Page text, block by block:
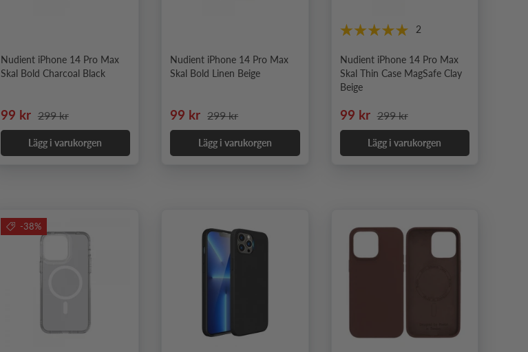
Nudient iPhone 14 Pro Max
Skal Bold Charcoal Black
Nedsatt pris
99 kr Ordinarie pris
299 kr
Lägg i varukorgen
Nudient iPhone 14 Pro Max
Skal Bold Linen Beige
Nedsatt pris
99 kr Ordinarie pris
299 kr
Lägg i varukorgen
2
Nudient iPhone 14 Pro Max
Skal Thin Case MagSafe Clay
Beige
Nedsatt pris
99 kr Ordinarie pris
299 kr
Lägg i varukorgen
-38%